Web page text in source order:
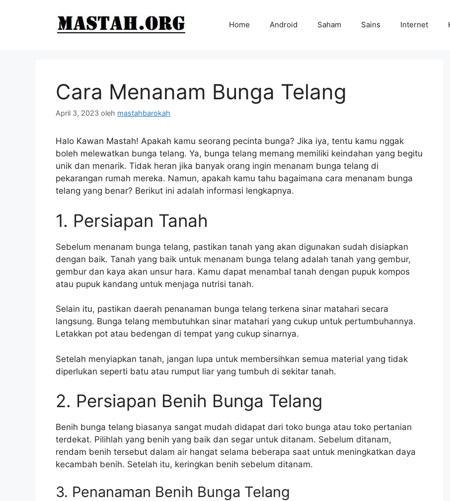
Home Android Saham Sains Internet
Cara Menanam Bunga Telang
April 3, 2023 oleh mastahbarokah
Halo Kawan Mastah! Apakah kamu seorang pecinta bunga? Jika iya, tentu kamu nggak
boleh melewatkan bunga telang. Ya, bunga telang memang memiliki keindahan yang begitu
unik dan menarik. Tidak heran jika banyak orang ingin menanam bunga telang di
pekarangan rumah mereka. Namun, apakah kamu tahu bagaimana cara menanam bunga
telang yang benar? Berikut ini adalah informasi lengkapnya.
1. Persiapan Tanah
Sebelum menanam bunga telang, pastikan tanah yang akan digunakan sudah disiapkan
dengan baik. Tanah yang baik untuk menanam bunga telang adalah tanah yang gembur,
gembur dan kaya akan unsur hara. Kamu dapat menambal tanah dengan pupuk kompos
atau pupuk kandang untuk menjaga nutrisi tanah.
Selain itu, pastikan daerah penanaman bunga telang terkena sinar matahari secara
langsung. Bunga telang membutuhkan sinar matahari yang cukup untuk pertumbuhannya.
Letakkan pot atau bedengan di tempat yang cukup sinarnya.
Setelah menyiapkan tanah, jangan lupa untuk membersihkan semua material yang tidak
diperlukan seperti batu atau rumput liar yang tumbuh di sekitar tanah.
2. Persiapan Benih Bunga Telang
Benih bunga telang biasanya sangat mudah didapat dari toko bunga atau toko pertanian
terdekat. Pilihlah yang benih yang baik dan segar untuk ditanam. Sebelum ditanam,
rendam benih tersebut dalam air hangat selama beberapa saat untuk meningkatkan daya
kecambah benih. Setelah itu, keringkan benih sebelum ditanam.
3. Penanaman Benih Bunga Telang